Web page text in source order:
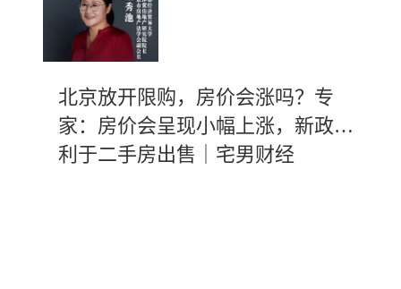
北京放开限购，房价会涨吗？专
家：房价会呈现小幅上涨，新政有
利于二手房出售｜宅男财经